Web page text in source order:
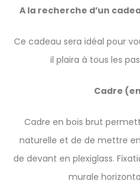
A la recherche d’un
Ce cadeau sera idéal pour
il plaira à tous les
Cadre
Cadre en bois brut
naturelle et de de mettre
de devant en plexiglass.
murale